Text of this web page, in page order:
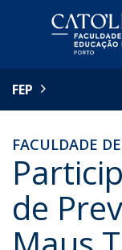
FEP
FACULDADE
de